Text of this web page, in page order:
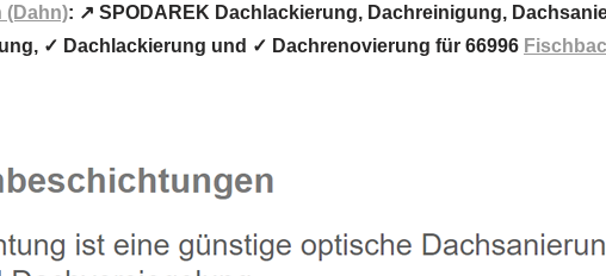
(Dahn): ↗️ SPODAREK Dachlackierung, Dachreinigung,
✓ Dachlackierung und ✓ Dachrenovierung für 66996